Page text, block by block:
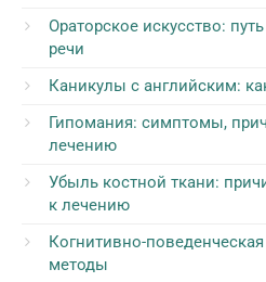
Ораторское искусство:
речи
Каникулы с английским:
Гипомания: симптомы,
лечению
Убыль костной ткани:
к лечению
Когнитивно-
методы